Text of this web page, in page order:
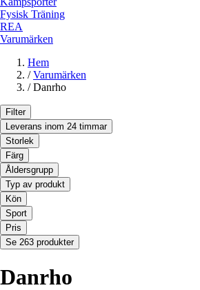
Fysisk Träning
REA
Varumärken
Hem
/ Varumärken
/ Danrho
Filter
Leverans inom 24 timmar
Storlek
Färg
Åldersgrupp
Typ av produkt
Kön
Sport
Pris
Se 263 produkter
Danrho